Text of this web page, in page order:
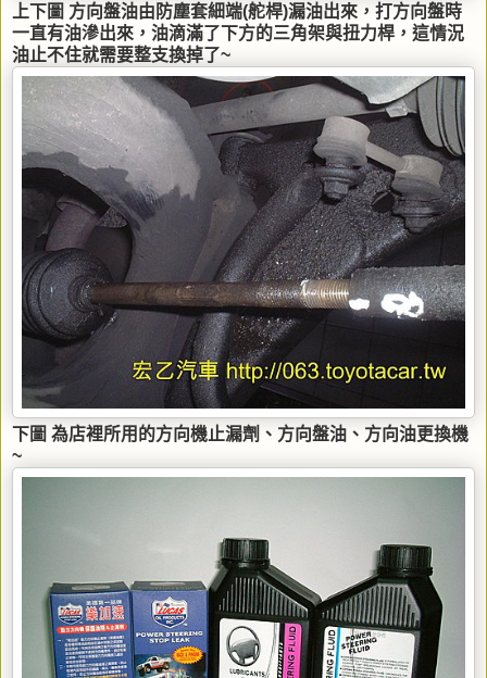
上下圖 方向盤油由防塵套細端(舵桿)漏油出來，打方向盤時
一直有油滲出來，油滴滿了下方的三角架與扭力桿，這情況
油止不住就需要整支換掉了~
下圖 為店裡所用的方向機止漏劑、方向盤油、方向油更換機
~